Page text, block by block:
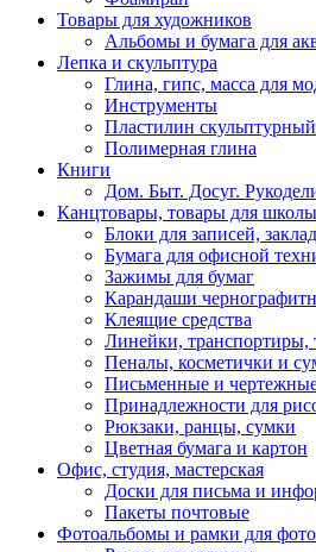
Товары для художников
Альбомы и бумага для
Лепка и скульптура
Глина, гипс, масса для
Инструменты
Пластилин скульптурный
Полимерная глина
Книги
Дом. Быт. Досуг.
Канцтовары, товары для школы
Блоки для записей,
Бумага для офисной
Зажимы для бумаг
Карандаши
Клеящие средства
Линейки, транспортиры,
Пеналы, косметички и
Письменные и
Принадлежности для
Рюкзаки, ранцы, сумки
Цветная бумага и картон
Офис, студия, мастерская
Доски для письма и
Пакеты почтовые
Фотоальбомы и рамки для